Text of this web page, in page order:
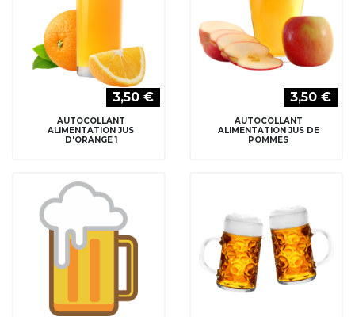
3,50 €
AUTOCOLLANT
ALIMENTATION JUS
D'ORANGE 1
3,50 €
AUTOCOLLANT
ALIMENTATION JUS DE
POMMES